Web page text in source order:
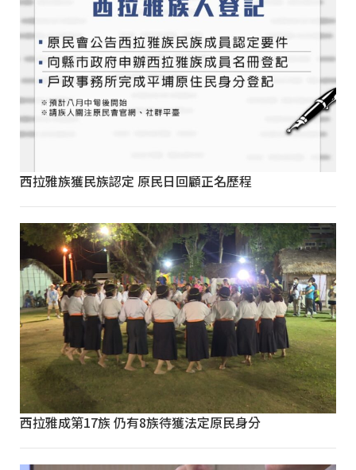
西拉雅族獲民族認定 原民日回顧正名歷程
西拉雅成第17族 仍有8族待獲法定原民身分